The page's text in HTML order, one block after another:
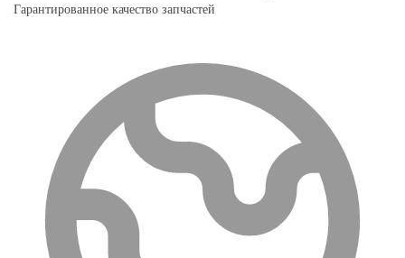
Гарантированное качество запчастей